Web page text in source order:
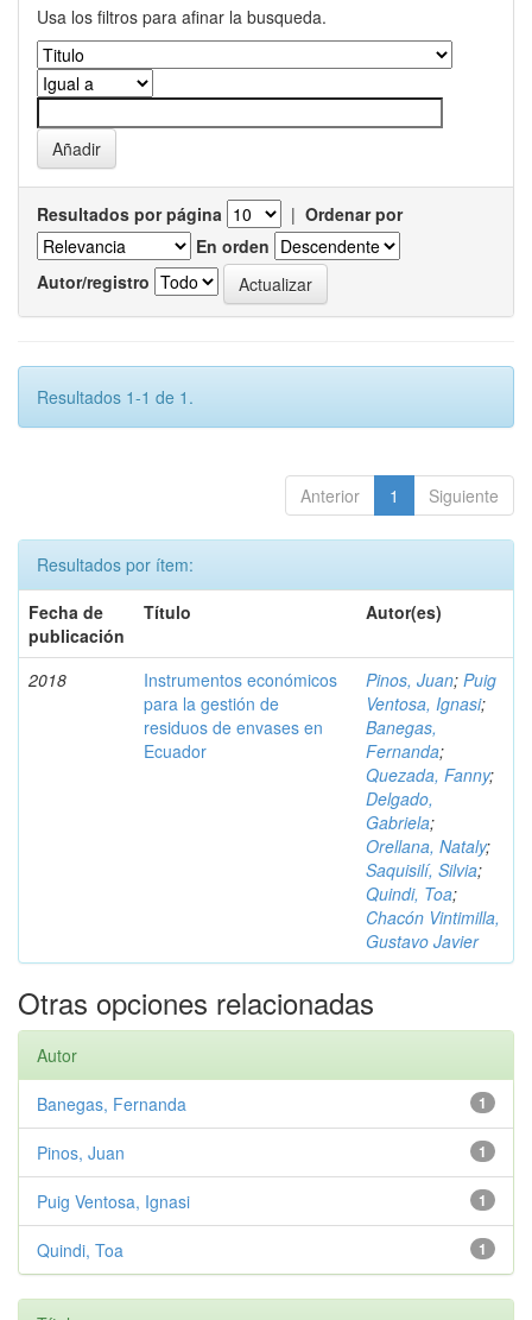
Usa los filtros para afinar la busqueda.
Resultados por página | Ordenar por
En orden
Autor/registro
Resultados 1-1 de 1.
Anterior 1 Siguiente
Resultados por ítem:
Fecha de
publicación
Título Autor(es)
2018
Instrumentos económicos
para la gestión de
residuos de envases en
Ecuador
Pinos, Juan; Puig
Ventosa, Ignasi;
Banegas,
Fernanda;
Quezada, Fanny;
Delgado,
Gabriela;
Orellana, Nataly;
Saquisilí, Silvia;
Quindi, Toa;
Chacón Vintimilla,
Gustavo Javier
Otras opciones relacionadas
Autor
1
Banegas, Fernanda
1
Pinos, Juan
1
Puig Ventosa, Ignasi
1
Quindi, Toa